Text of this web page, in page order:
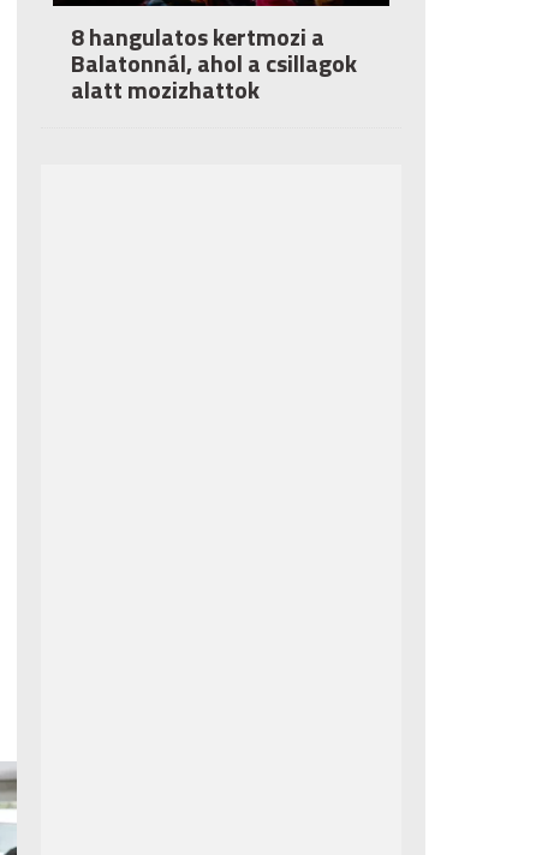
8 hangulatos kertmozi a
Balatonnál, ahol a csillagok
alatt mozizhattok